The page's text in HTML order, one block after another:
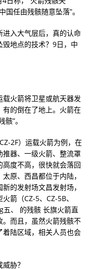
任由残骸随意坠落”。
入大气层后，真的认命
地点的技术？9日，中
火箭将卫星或航天器发
的倒在了地上。火箭在
”。
2F）运载火箭为例，在
器、一级火箭、整流罩
度不高，很快就会落回
原、西昌都位于内陆，
的发射场文昌发射场，
箭（CZ-5、CZ-5B、
、 的残骸 长旗火箭直
而且，虽然火箭残骸不
陆区域，相关人员也会
胁？